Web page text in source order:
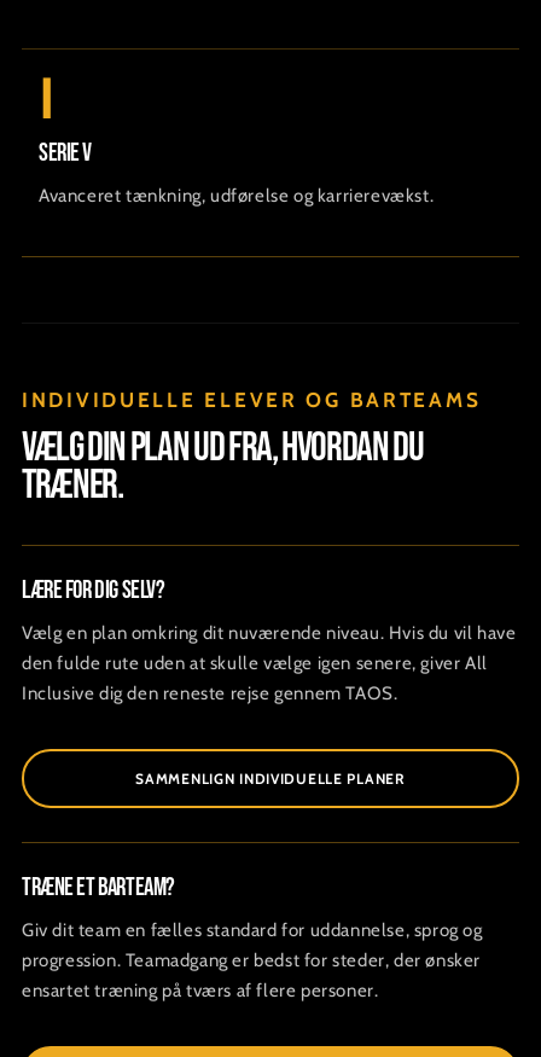
I
Serie V
Avanceret tænkning, udførelse og karrierevækst.
INDIVIDUELLE ELEVER OG BARTEAMS
Vælg din plan ud fra, hvordan du
træner.
Lære for dig selv?
Vælg en plan omkring dit nuværende niveau. Hvis du vil have
den fulde rute uden at skulle vælge igen senere, giver All
Inclusive dig den reneste rejse gennem TAOS.
SAMMENLIGN INDIVIDUELLE PLANER
Træne et barteam?
Giv dit team en fælles standard for uddannelse, sprog og
progression. Teamadgang er bedst for steder, der ønsker
ensartet træning på tværs af flere personer.